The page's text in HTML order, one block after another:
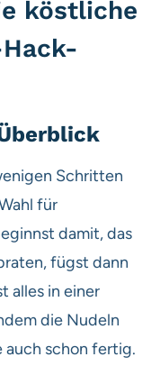
köstliche
Schritten
für
damit, das
fügst dann
alles in einer
die Nudeln
schon fertig.